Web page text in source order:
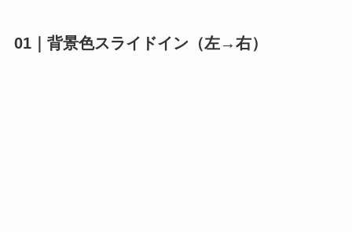
01｜背景色スライドイン（左→右）